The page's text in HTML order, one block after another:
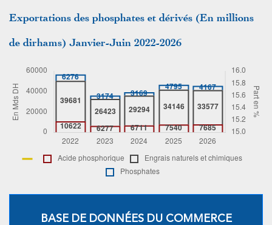
Exportations des phosphates et dérivés (En millions
de dirhams) Janvier-Juin 2022-2026
BASE DE DONNÉES DU COMMERCE